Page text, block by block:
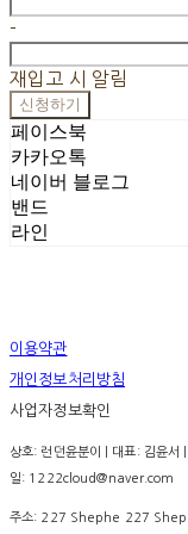
-
재입고 시 알림
신청하기
페이스북
카카오톡
네이버 블로그
밴드
라인
이용약관
개인정보처리방침
사업자정보확인
상호: 런던윤분이 | 대표: 김윤
일: 1222cloud@naver.com
주소: 227 Shephe 227